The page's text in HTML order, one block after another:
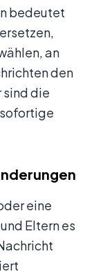
bedeutet
an
den
sind die
eine
Eltern es